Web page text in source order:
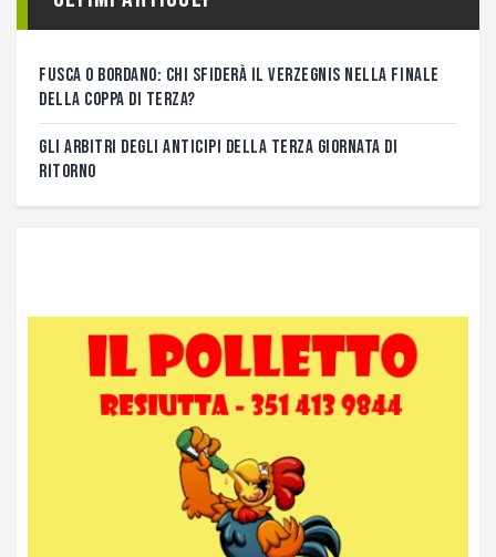
FUSCA O BORDANO: CHI SFIDERÀ IL VERZEGNIS NELLA FINALE
DELLA COPPA DI TERZA?
GLI ARBITRI DEGLI ANTICIPI DELLA TERZA GIORNATA DI
RITORNO